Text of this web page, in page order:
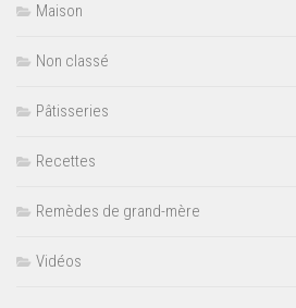
Maison
Non classé
Pâtisseries
Recettes
Remèdes de grand-mère
Vidéos